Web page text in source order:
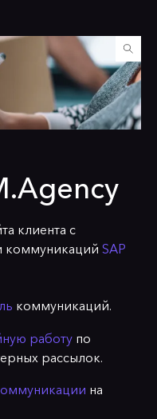
клиента с
коммуникаций SAP
коммуникаций.
работу по
рассылок.
на